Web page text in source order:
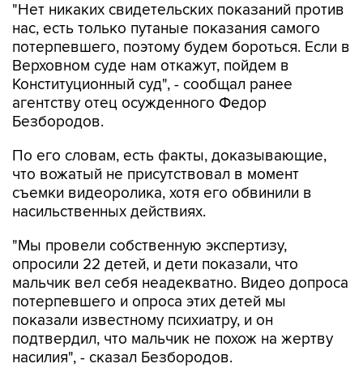
"Нет никаких свидетельских показаний против
нас, есть только путаные показания самого
потерпевшего, поэтому будем бороться. Если в
Верховном суде нам откажут, пойдем в
Конституционный суд", - сообщал ранее
агентству отец осужденного Федор
Безбородов.
По его словам, есть факты, доказывающие,
что вожатый не присутствовал в момент
съемки видеоролика, хотя его обвинили в
насильственных действиях.
"Мы провели собственную экспертизу,
опросили 22 детей, и дети показали, что
мальчик вел себя неадекватно. Видео допроса
потерпевшего и опроса этих детей мы
показали известному психиатру, и он
подтвердил, что мальчик не похож на жертву
насилия", - сказал Безбородов.